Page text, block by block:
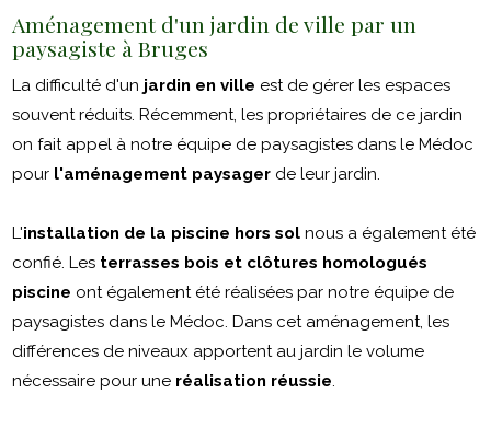
Aménagement d'un jardin de ville par un
paysagiste à Bruges
La difficulté d'un jardin en ville est de gérer les espaces
souvent réduits. Récemment, les propriétaires de ce jardin
on fait appel à notre équipe de paysagistes dans le Médoc
pour l'aménagement paysager de leur jardin.
L'installation de la piscine hors sol nous a également été
confié. Les terrasses bois et clôtures homologués
piscine ont également été réalisées par notre équipe de
paysagistes dans le Médoc. Dans cet aménagement, les
différences de niveaux apportent au jardin le volume
nécessaire pour une réalisation réussie